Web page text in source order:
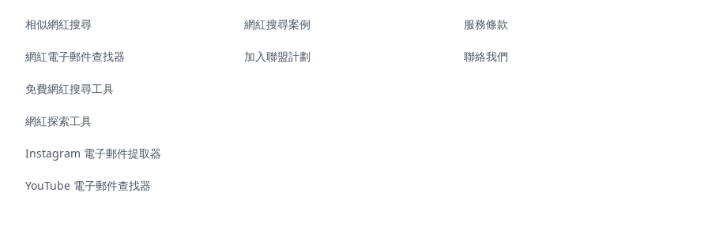
相似網紅搜尋
網紅電子郵件查找器
免費網紅搜尋工具
網紅探索工具
Instagram 電子郵件提取器
YouTube 電子郵件查找器
網紅搜尋案例
加入聯盟計劃
服務條款
聯絡我們